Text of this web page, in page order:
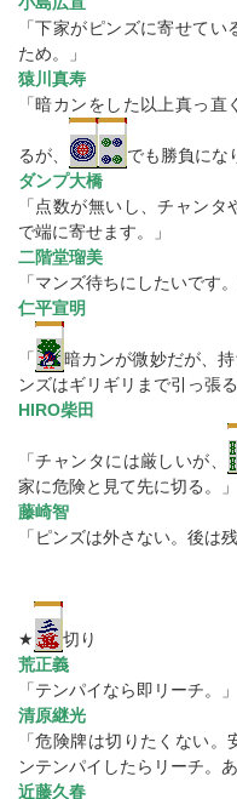
「下家がピンズに寄せて
ため。」
猿川真寿
「暗カンをした以上真っ
るが、
でも勝負にな
ダンプ大橋
「点数が無いし、チャン
で端に寄せます。」
二階堂瑠美
「マンズ待ちにしたいです
仁平宣明
「
暗カンが微妙だが、
ンズはギリギリまで引っ張る
HIRO柴田
「チャンタには厳しいが、
家に危険と見て先に切る。」
藤崎智
「ピンズは外さない。後は
★
切り
荒正義
「テンパイなら即リーチ。」
清原継光
「危険牌は切りたくない
ンテンパイしたらリーチ。
近藤久春